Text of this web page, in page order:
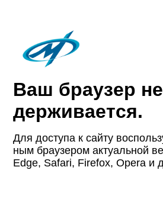
Ваш браузер
держи­вается.
Для доступа к сайту
ным браузером актуаль­ной
Edge, Safari, Firefox, Opera и